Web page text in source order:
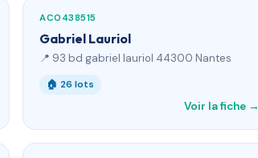
AC0438515
Gabriel Lauriol
📍 93 bd gabriel lauriol 44300 Nantes
🏠 26 lots
Voir la fiche →